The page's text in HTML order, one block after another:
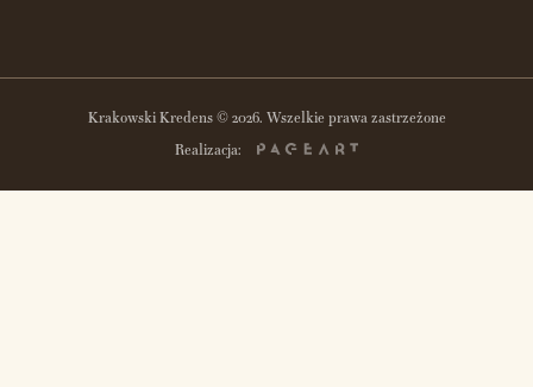
Krakowski Kredens © 2026. Wszelkie prawa zastrzeżone
Realizacja: